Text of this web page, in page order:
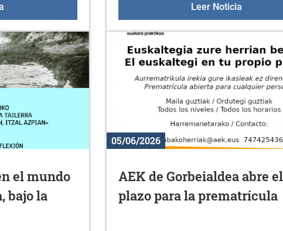
Excursión para mayores de 50 años el 18 de julioLeer Noticia
el mundo
bajo la
05/06/2026
AEK de Gorbeialdea abre el
plazo para la prematrícula